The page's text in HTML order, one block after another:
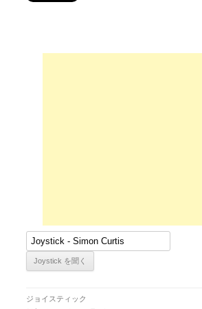
ジョイスティック